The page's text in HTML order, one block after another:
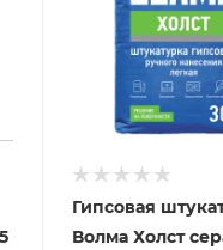
Гипсовая
Волма Холст